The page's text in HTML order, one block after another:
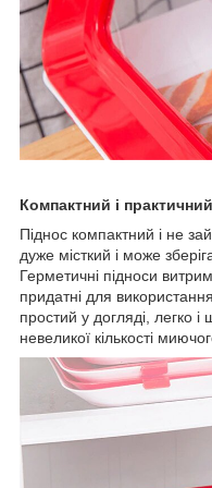
Компактний і практичний
Піднос компактний і не
дуже місткий і може
Герметичні підноси
придатні для
простий у догляді, легко
невеликої кількості